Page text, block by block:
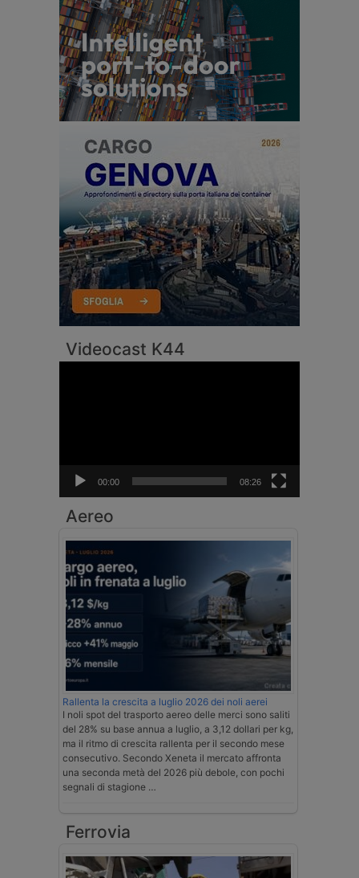
Videocast K44
00:00 08:26
Aereo
Rallenta la crescita a luglio 2026 dei noli aerei
I noli spot del trasporto aereo delle merci sono saliti
del 28% su base annua a luglio, a 3,12 dollari per kg,
ma il ritmo di crescita rallenta per il secondo mese
consecutivo. Secondo Xeneta il mercato affronta
una seconda metà del 2026 più debole, con pochi
segnali di stagione …
Ferrovia